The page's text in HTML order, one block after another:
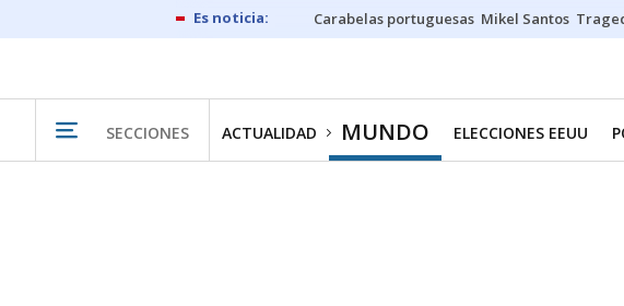
Carabelas portuguesas Mikel Santos
SECCIONES ACTUALIDAD MUNDO ELECCIONES EEUU